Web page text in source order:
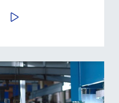
BEKIJK VIDEO